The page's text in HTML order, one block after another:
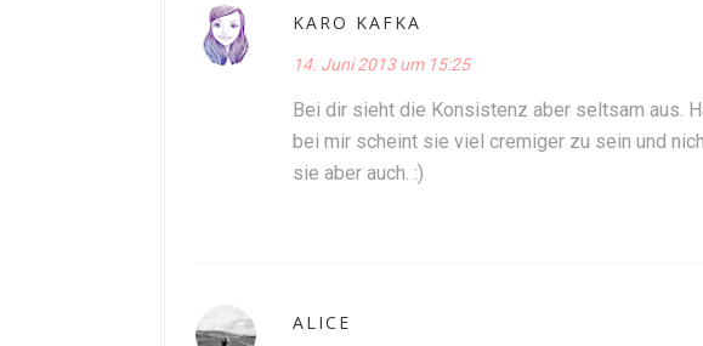
KARO KAFKA
14. Juni 2013 um 15:25
Bei dir sieht die Konsistenz aber seltsam aus.
bei mir scheint sie viel cremiger zu sein und
sie aber auch. :)
ALICE